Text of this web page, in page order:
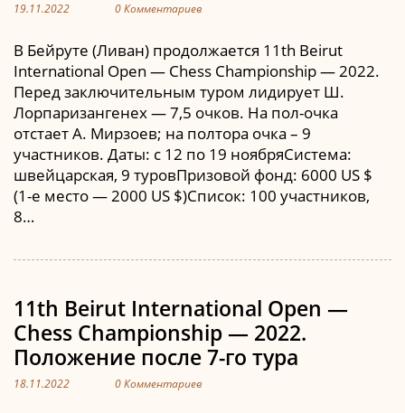
19.11.2022 0 Комментариев
В Бейруте (Ливан) продолжается 11th Beirut
International Open — Chess Championship — 2022.
Перед заключительным туром лидирует Ш.
Лорпаризангенех — 7,5 очков. На пол-очка
отстает А. Мирзоев; на полтора очка – 9
участников. Даты: с 12 по 19 ноябряСистема:
швейцарская, 9 туровПризовой фонд: 6000 US $
(1-е место — 2000 US $)Список: 100 участников,
8…
11th Beirut International Open —
Chess Championship — 2022.
Положение после 7-го тура
18.11.2022 0 Комментариев